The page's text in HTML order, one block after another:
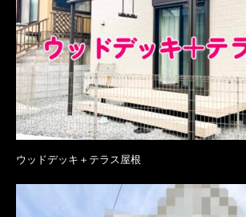
ウッドデッキ＋テラス屋根